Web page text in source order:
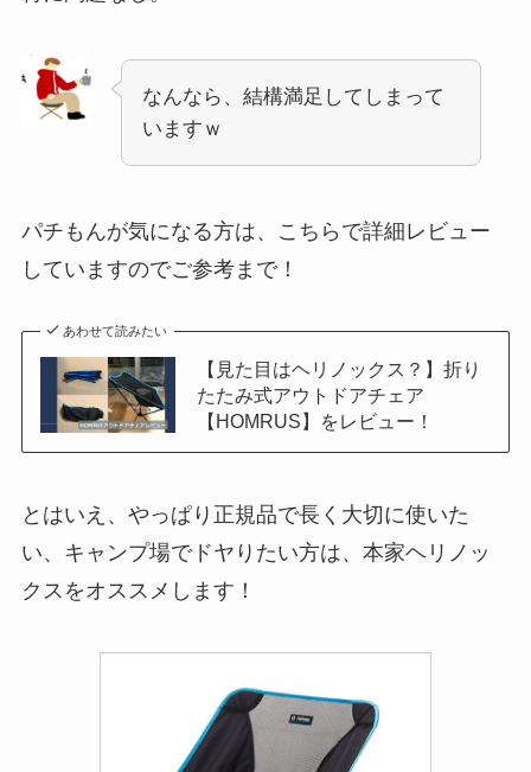
なんなら、結構満足してしまって
いますｗ
パチもんが気になる方は、こちらで詳細レビュー
していますのでご参考まで！
あわせて読みたい
【見た目はヘリノックス？】折り
たたみ式アウトドアチェア
【HOMRUS】をレビュー！
とはいえ、やっぱり正規品で長く大切に使いた
い、キャンプ場でドヤりたい方は、本家ヘリノッ
クスをオススメします！